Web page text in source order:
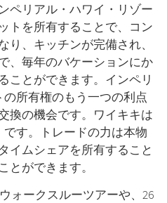
ペリアル・ハワイ・リゾー
トを所有することで、コン
り、キッチンが完備され、
、毎年のバケーションにか
ことができます。インペリ
所有権のもう一つの利点
換の機会です。ワイキキは
す。トレードの力は本物
イムシェアを所有すること
とができます。
ォークスルーツアーや、26